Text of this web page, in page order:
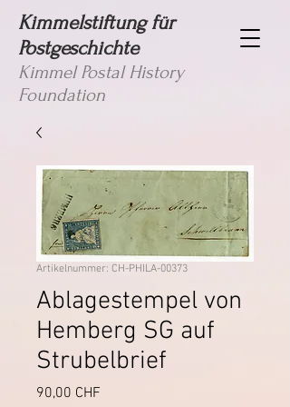
Kimmelstiftung für
Postgeschichte
Kimmel Postal History
Foundation
Artikelnummer: CH-PHILA-00373
Ablagestempel von
Hemberg SG auf
Strubelbrief
90,00 CHF